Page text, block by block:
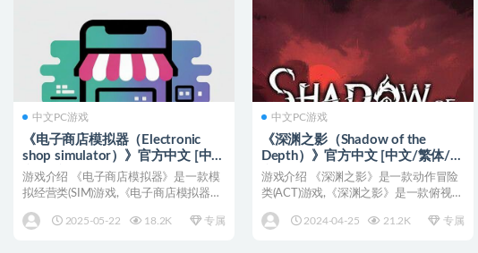
中文PC游戏
《电子商店模拟器（Electronic
shop simulator）》官方中文 [中
文/英文/日语]
游戏介绍 《电子商店模拟器》是一款模
拟经营类(SIM)游戏,《电子商店模拟器》
2025-05-22
18.2K 专属
中文PC游戏
《深渊之影（Shadow of the
Depth）》官方中文 [中文/繁体/英
文/日语]
游戏介绍 《深渊之影》是一款动作冒险
类(ACT)游戏,《深渊之影》是一款俯视角
2024-04-25
21.2K 专属